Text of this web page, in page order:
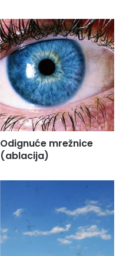
Odignuće mrežnice
(ablacija)